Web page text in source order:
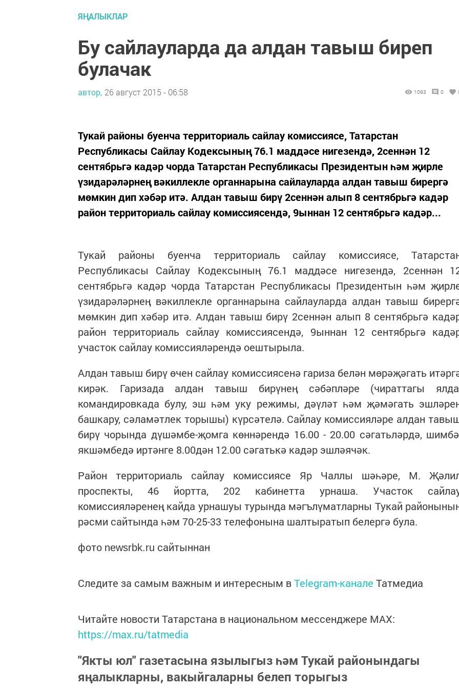
ЯҢАЛЫКЛАР
Бу сайлауларда да алдан тавыш биреп
булачак
автор, 26 август 2015 - 06:58 1093 0
Тукай районы буенча территориаль сайлау комиссиясе, Татарстан
Республикасы Сайлау Кодексының 76.1 маддәсе нигезендә, 2сеннән 12
сентябрьгә кадәр чорда Татарстан Республикасы Президентын һәм җирле
үзидарәләрнең вәкиллекле органнарына сайлауларда алдан тавыш бирергә
мөмкин дип хәбәр итә. Алдан тавыш бирү 2сеннән алып 8 сентябрьгә кадәр
район территориаль сайлау комиссиясендә, 9ыннан 12 сентябрьгә кадәр...
Тукай районы буенча территориаль сайлау комиссиясе,
Республикасы Сайлау Кодексының 76.1 маддәсе нигезендә, 2сеннән
сентябрьгә кадәр чорда Татарстан Республикасы Президентын һәм
үзидарәләрнең вәкиллекле органнарына сайлауларда алдан тавыш
мөмкин дип хәбәр итә. Алдан тавыш бирү 2сеннән алып 8 сентябрьгә
район территориаль сайлау комиссиясендә, 9ыннан 12 сентябрьгә
участок сайлау комиссияләрендә оештырыла.
Алдан тавыш бирү өчен сайлау комиссиясенә гариза белән мөрәҗәгать
кирәк. Гаризада алдан тавыш бирүнең сәбәпләре (чираттагы
командировкада булу, эш һәм уку режимы, дәүләт һәм җәмәгать
башкару, сәламәтлек торышы) күрсәтелә. Сайлау комиссияләре алдан
бирү чорында дүшәмбе-җомга көннәрендә 16.00 - 20.00 сәгатьләрдә,
якшәмбедә иртәнге 8.00дән 12.00 сәгатькә кадәр эшләячәк.
Район территориаль сайлау комиссиясе Яр Чаллы шәһәре, М.
проспекты, 46 йортта, 202 кабинетта урнаша. Участок
комиссияләренең кайда урнашуы турында мәгълүматларны Тукай
рәсми сайтында һәм 70-25-33 телефонына шалтыратып белергә була.
фото newsrbk.ru сайтыннан
Следите за самым важным и интересным вTelegram-канале Татмедиа
Читайте новости Татарстана в национальном мессенджере MАХ:
https://max.ru/tatmedia
"Якты юл" газетасына язылыгыз һәм Тукай районындагы
яңалыкларны, вакыйгаларны белеп торыгыз